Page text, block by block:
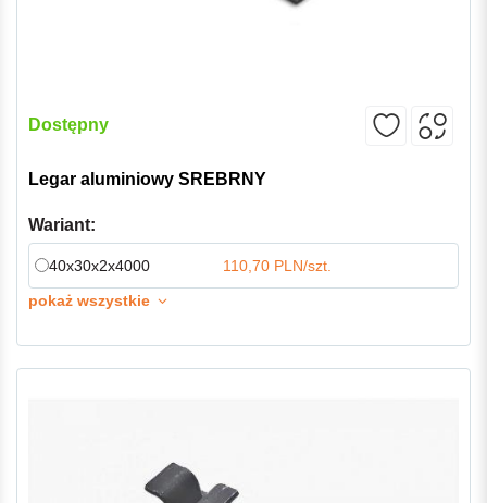
Dostępny
Legar aluminiowy SREBRNY
Wariant:
40x30x2x4000
110,70 PLN/szt.
pokaż wszystkie